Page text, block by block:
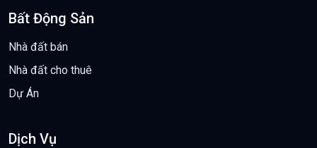
Bất Động Sản
Nhà đất bán
Nhà đất cho thuê
Dự Án
Dịch Vụ